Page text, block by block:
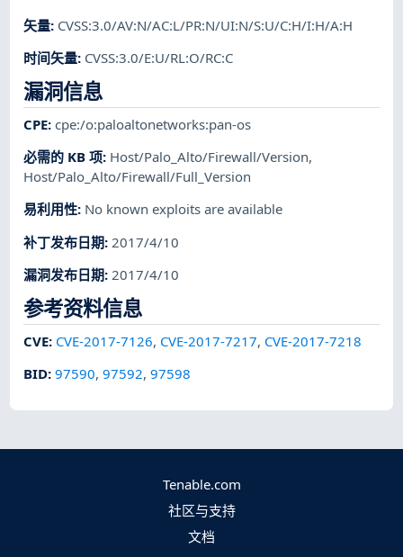
矢量: CVSS:3.0/AV:N/AC:L/PR:N/UI:N/S:U/C:H/I:H/A:H
时间矢量: CVSS:3.0/E:U/RL:O/RC:C
漏洞信息
CPE:cpe:/o:paloaltonetworks:pan-os
必需的 KB 项: Host/Palo_Alto/Firewall/Version,
Host/Palo_Alto/Firewall/Full_Version
易利用性: No known exploits are available
补丁发布日期: 2017/4/10
漏洞发布日期:2017/4/10
参考资料信息
CVE: CVE-2017-7126, CVE-2017-7217, CVE-2017-7218
BID:97590,97592,97598
Tenable.com
社区与支持
文档